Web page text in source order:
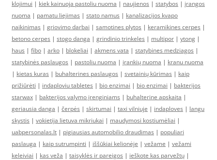
klojimui | kiek kainuoja pastoliu nuoma | naujienos | statybos | įrangos
nuoma | pamatu liejimas | stato namus | kanalizacijos kvapo
naikinimas | griovimo darbai | samotines plytos | keramikines cerpes |
betono cerpes | stogo danga | grindinio trinkeles | multipor | ytong |
haus | fibo | arko | blokeliai | akmens vata | statybines medziagos |
statybinės paslaugos | pastoliu nuoma | įrankių nuoma | kranu nuoma
| kietas kuras | buhalterines paslaugos | svetainių kūrimas | kaip
prižiūrėti | indaploviu tabletes | bio enzimai | bio enzimai | bakterijos
starwax | bakterijos valymo įrenginiams | buhalterine apskaita |
geriausia danga | čerpės | skirtumai | taxi vilniuje | indaploves | langu
skystis | vokietija lietuva mikriukai | maudymosi kostiumėliai |
uabpersonalas.lt | pigiausias automobilio draudimas | populiari
paslauga | kaip sutrumpinti | iššūkiai kelionėje | vežame | vežami
keleiviai | kas veža | taisyklės ir pareigos | ieškote kas parvežtų |